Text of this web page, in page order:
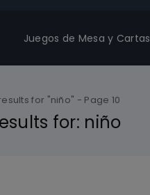
Juegos de Mesa y Cartas
for "niño" - Page 10
for: niño